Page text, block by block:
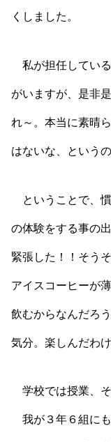
くしました。
私が担任してい
がいますが、是非
れ～。本当に素晴
はないな、という
ということで、
の体験をする事の
緊張した！！そう
アイスコーヒーが
飲むからなんだろ
気分。楽しんだわ
学校では授業、そ
我が３年６組に